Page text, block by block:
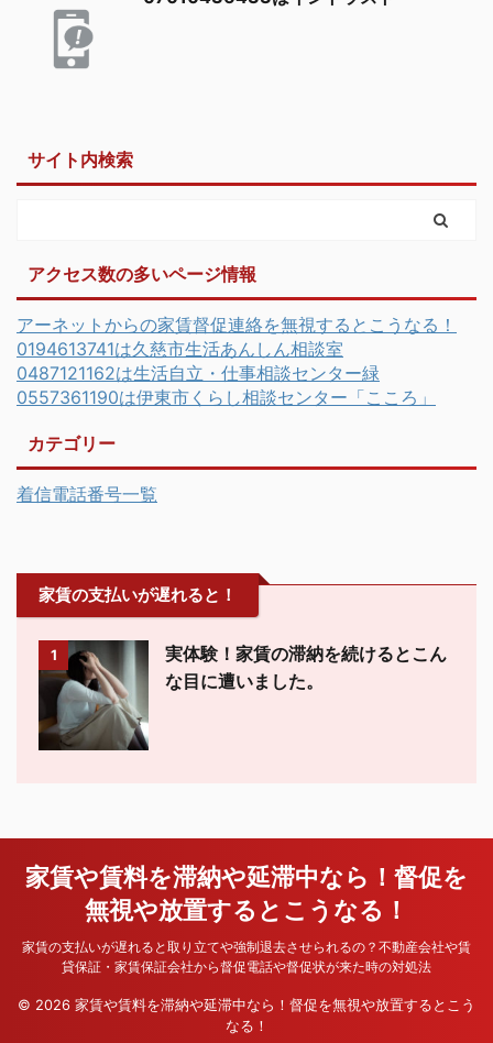
サイト内検索
アクセス数の多いページ情報
アーネットからの家賃督促連絡を無視するとこうなる！
0194613741は久慈市生活あんしん相談室
0487121162は生活自立・仕事相談センター緑
0557361190は伊東市くらし相談センター「こころ」
カテゴリー
着信電話番号一覧
家賃の支払いが遅れると！
1
実体験！家賃の滞納を続けるとこん
な目に遭いました。
家賃や賃料を滞納や延滞中なら！督促を
無視や放置するとこうなる！
家賃の支払いが遅れると取り立てや強制退去させられるの？不動産会社や賃
貸保証・家賃保証会社から督促電話や督促状が来た時の対処法
© 2026 家賃や賃料を滞納や延滞中なら！督促を無視や放置するとこう
なる！